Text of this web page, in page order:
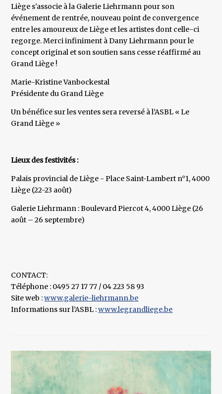
Liège s'associe à la Galerie Liehrmann pour son
événement de rentrée, nouveau point de convergence
entre les amoureux de Liège et les artistes dont celle-ci
regorge. Merci infiniment à Dany Liehrmann pour le
concept original et son soutien sans cesse réaffirmé au
Grand Liège !
Marie-Kristine Vanbockestal
Présidente du Grand Liège
Un bénéfice sur les ventes sera reversé à l’ASBL « Le
Grand Liège »
Lieux des festivités :
Palais provincial de Liège - Place Saint-Lambert n°1, 4000
Liège (22-23 août)
Galerie Liehrmann : Boulevard Piercot 4, 4000 Liège (26
août – 26 septembre)
CONTACT:
Téléphone : 0495 27 17 77 / 04 223 58 93
Site web :www.galerie-liehrmann.be
Informations sur l’ASBL :www.legrandliege.be